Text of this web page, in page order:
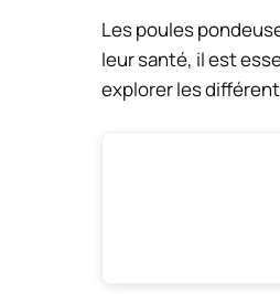
Les poules
leur santé, il est
explorer les